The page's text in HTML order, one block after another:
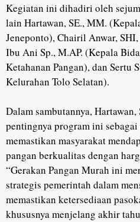
Kegiatan ini dihadiri oleh
lain Hartawan, SE., MM.
Jeneponto), Chairil Anwar,
Ibu Ani Sp., M.AP. (Kepala
Ketahanan Pangan), dan Sertu
Kelurahan Tolo Selatan).
Dalam sambutannya,
pentingnya program ini
memastikan masyarakat
pangan berkualitas dengan
“Gerakan Pangan Murah ini
strategis pemerintah dalam
memastikan ketersediaan
khususnya menjelang akhir